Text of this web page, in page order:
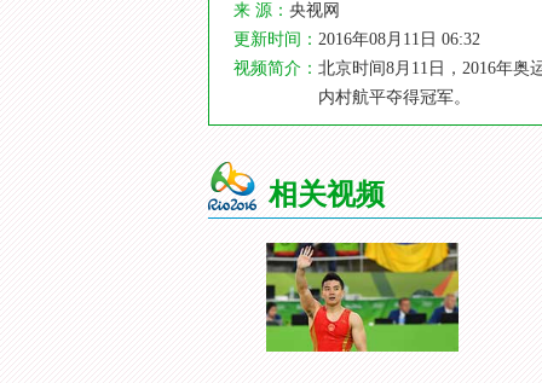
来 源： 央视网
更新时间： 2016年08月11日 06:32
视频简介： 北京时间8月11日，2016年
内村航平夺得冠军。
相关视频